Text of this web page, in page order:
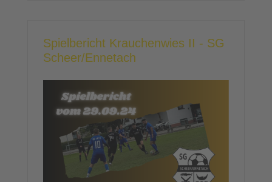
Spielbericht Krauchenwies II - SG
Scheer/Ennetach